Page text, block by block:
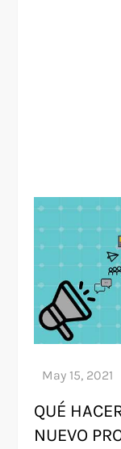
QUÉ
NUEVO